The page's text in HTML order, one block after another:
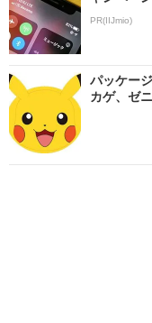
PR(IIJmio)
パッケー
カゲ、ゼ